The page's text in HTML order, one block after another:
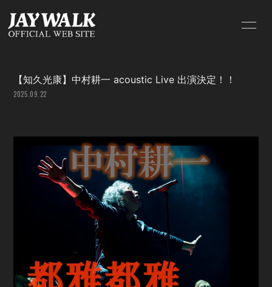
SCHEDULE
PROFILE
BLOG
MOVIE
RADIO
PHOTO
Q&A
会員登録 ログイン
【知久光康】中村耕一 acoustic Live 出演決定！！
2025.09.22